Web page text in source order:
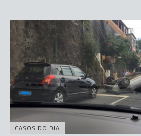
CASOS DO DIA